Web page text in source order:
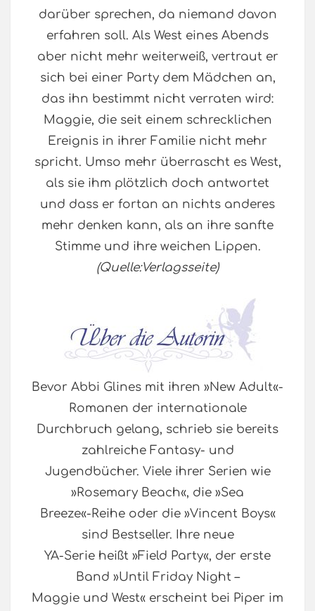
darüber sprechen, da niemand davon
erfahren soll. Als West eines Abends
aber nicht mehr weiterweiß, vertraut er
sich bei einer Party dem Mädchen an,
das ihn bestimmt nicht verraten wird:
Maggie, die seit einem schrecklichen
Ereignis in ihrer Familie nicht mehr
spricht. Umso mehr überrascht es West,
als sie ihm plötzlich doch antwortet
und dass er fortan an nichts anderes
mehr denken kann, als an ihre sanfte
Stimme und ihre weichen Lippen.
(Quelle:Verlagsseite)
Bevor Abbi Glines mit ihren »New Adult«-
Romanen der internationale
Durchbruch gelang, schrieb sie bereits
zahlreiche Fantasy- und
Jugendbücher. Viele ihrer Serien wie
»Rosemary Beach«, die »Sea
Breeze«-Reihe oder die »Vincent Boys«
sind Bestseller. Ihre neue
YA-Serie heißt »Field Party«, der erste
Band »Until Friday Night –
Maggie und West« erscheint bei Piper im